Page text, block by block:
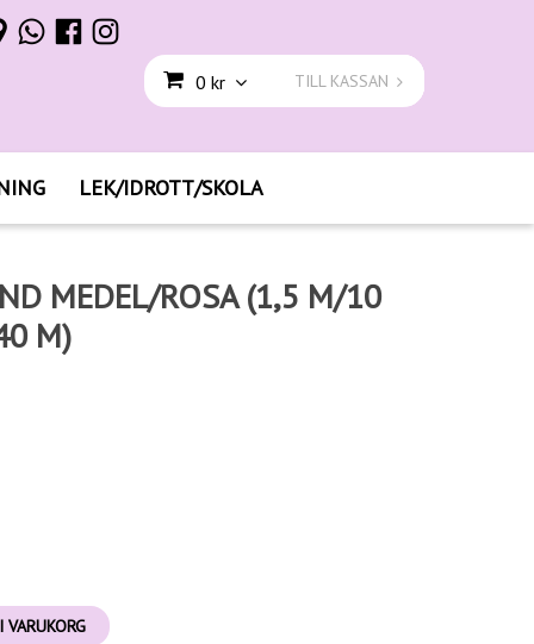
0 kr TILL KASSAN
LEK/IDROTT/SKOLA
MEDEL/ROSA (1,5 M/10
M)
VARUKORG